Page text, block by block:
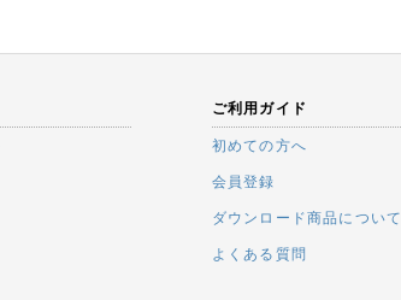
ご利用ガイド
初めての方へ
会員登録
ダウンロード商品について
よくある質問